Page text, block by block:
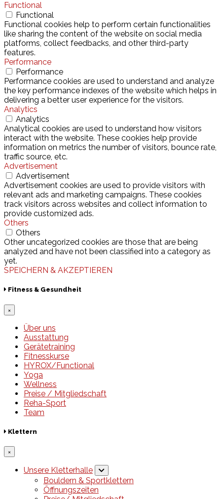
Functional
Functional
Functional cookies help to perform certain functionalities
like sharing the content of the website on social media
platforms, collect feedbacks, and other third-party
features.
Performance
Performance
Performance cookies are used to understand and analyze
the key performance indexes of the website which helps in
delivering a better user experience for the visitors.
Analytics
Analytics
Analytical cookies are used to understand how visitors
interact with the website. These cookies help provide
information on metrics the number of visitors, bounce rate,
traffic source, etc.
Advertisement
Advertisement
Advertisement cookies are used to provide visitors with
relevant ads and marketing campaigns. These cookies
track visitors across websites and collect information to
provide customized ads.
Others
Others
Other uncategorized cookies are those that are being
analyzed and have not been classified into a category as
yet.
SPEICHERN & AKZEPTIEREN
Fitness & Gesundheit
×
Über uns
Ausstattung
Gerätetraining
Fitnesskurse
HYROX/Functional
Yoga
Wellness
Preise / Mitgliedschaft
Reha-Sport
Team
Klettern
×
Unsere Kletterhalle
Bouldern & Sportklettern
Öffnungszeiten